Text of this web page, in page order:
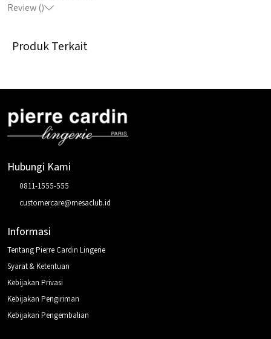
Review ()
Produk Terkait
Hubungi Kami
0811-1555-555
customercare@mesaclub.id
Informasi
Tentang Pierre Cardin Lingerie
Syarat & Ketentuan
Kebijakan Privasi
Kebijakan Pengiriman
Kebijakan Pengembalian